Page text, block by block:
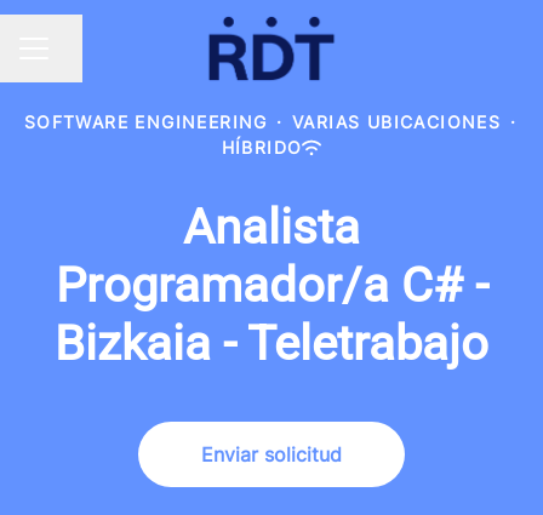
SOFTWARE ENGINEERING · VARIAS UBICACIONES ·
HÍBRIDO
Analista
Programador/a C# -
Bizkaia - Teletrabajo
Enviar solicitud